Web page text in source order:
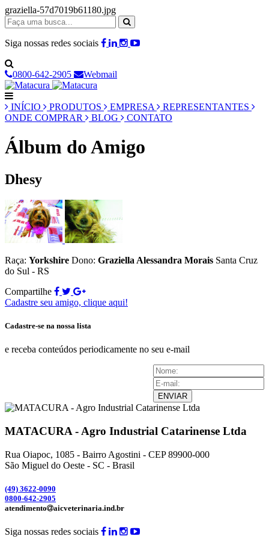
graziella-57d7019b61180.jpg
Siga nossas redes sociais
0800-642-2905 Webmail
INÍCIO PRODUTOS EMPRESA
REPRESENTANTES
ONDE COMPRAR
BLOG CONTATO
Álbum do Amigo
Dhesy
Raça: Yorkshire Dono: Graziella Alessandra Morais Santa Cruz
do Sul - RS
Compartilhe
Cadastre seu amigo, clique aqui!
Cadastre-se na nossa lista
e receba conteúdos periodicamente no seu e-mail
ENVIAR
MATACURA - Agro Industrial Catarinense Ltda
Rua Oiapoc, 1085 - Bairro Agostini - CEP 89900-000
São Miguel do Oeste - SC - Brasil
(49) 3622-0090
0800-642-2905
atendimento
aicveterinaria.ind.br
Siga nossas redes sociais